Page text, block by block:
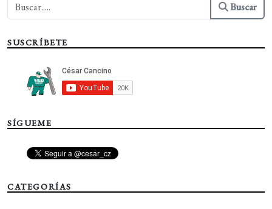
Buscar
SUSCRÍBETE
SÍGUEME
CATEGORÍAS